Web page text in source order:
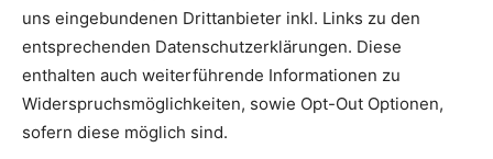
uns eingebundenen Drittanbieter inkl. Links zu den
entsprechenden Datenschutzerklärungen. Diese
enthalten auch weiterführende Informationen zu
Widerspruchsmöglichkeiten, sowie Opt-Out Optionen,
sofern diese möglich sind.